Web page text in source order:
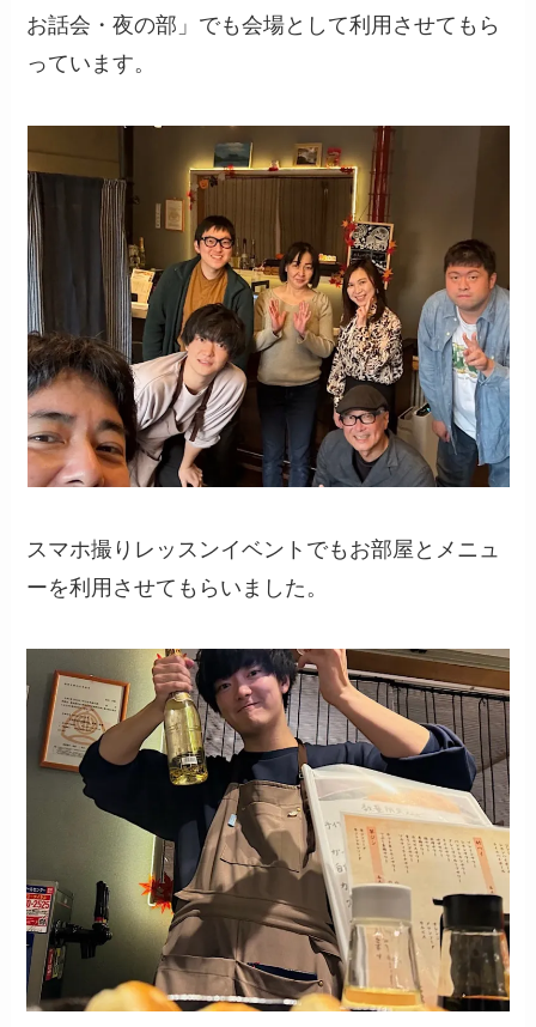
お話会・夜の部」でも会場として利用させてもら
っています。
スマホ撮りレッスンイベントでもお部屋とメニュ
ーを利用させてもらいました。